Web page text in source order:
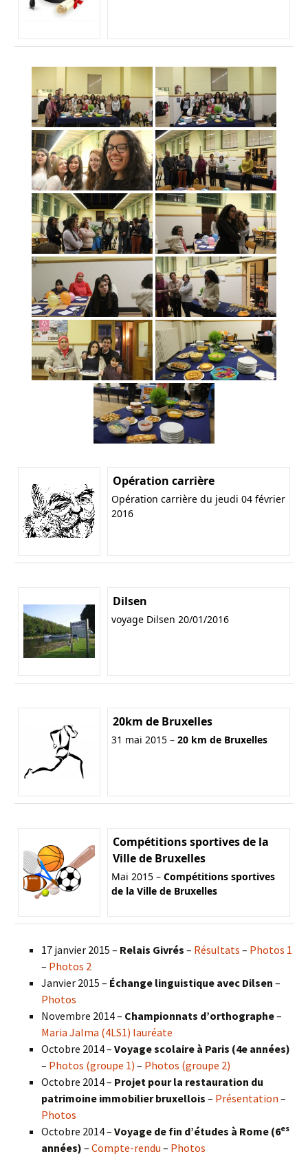
Opération carrière
Opération carrière du jeudi 04 février
2016
Dilsen
voyage Dilsen 20/01/2016
20km de Bruxelles
31 mai 2015 – 20 km de Bruxelles
Compétitions sportives de la
Ville de Bruxelles
Mai 2015 – Compétitions sportives
de la Ville de Bruxelles
17 janvier 2015 – Relais Givrés – Résultats – Photos 1
– Photos 2
Janvier 2015 – Échange linguistique avec Dilsen –
Photos
Novembre 2014 – Championnats d’orthographe–
Maria Jalma (4LS1) lauréate
Octobre 2014 – Voyage scolaire à Paris (4e années)
– Photos (groupe 1) – Photos (groupe 2)
Octobre 2014 – Projet pour la restauration du
patrimoine immobilier bruxellois – Présentation –
Photos
Octobre 2014 – Voyage de fin d’études à Rome (6es
années) – Compte-rendu – Photos